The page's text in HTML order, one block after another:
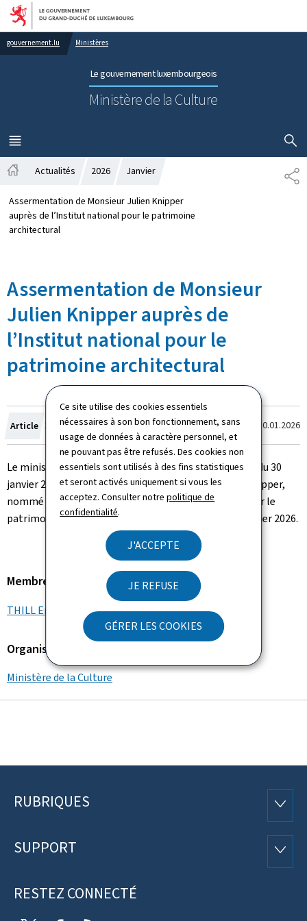
Ce site utilise des cookies essentiels
nécessaires à son bon fonctionnement, sans
usage de données à caractère personnel, et
ne pouvant pas être refusés. Des cookies non
essentiels sont utilisés à des fins statistiques
et seront activés uniquement si vous les
acceptez. Consulter notrepolitique de
confidentialité.
J'ACCEPTE
JE REFUSE
GÉRER LES COOKIES
Aller au menu principal
Aller au contenu
gouvernement.lu Ministères
Le gouvernement luxembourgeois
Ministère de la Culture
MENU
PRINCIPAL
Actualités 2026 Janvier
Assermentation de Monsieur Julien Knipper
auprès de l’Institut national pour le patrimoine
architectural
Assermentation de Monsieur
Julien Knipper auprès de
l’Institut national pour le
patrimoine architectural
Article Crée
le
30.01.2026 Dernière modification le 30.01.2026
Le ministre de la Culture, Eric Thill, a procédé en date du 30
janvier 2026 à l'assermentation de Monsieur Julien Knipper,
nommé gestionnaire auprès de l’Institut national pour le
patrimoine architectural avec effet à partir du 1er février 2026.
Membre du gouvernement
THILL Eric
Organisation
Ministère de la Culture
Pied
page
RUBRIQUES
SUPPORT
RESTEZ CONNECTÉ